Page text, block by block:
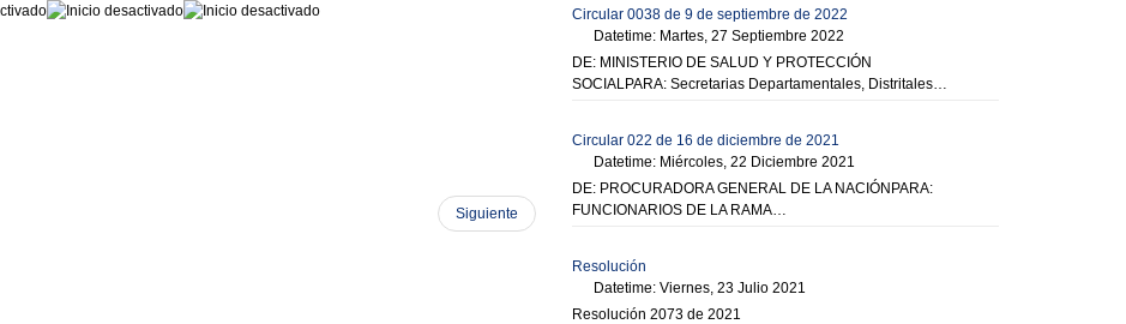
Siguiente
Circular 0038 de 9 de septiembre de 2022
Datetime: Martes, 27 Septiembre 2022
DE: MINISTERIO DE SALUD Y PROTECCIÓN
SOCIALPARA: Secretarias Departamentales, Distritales…
Circular 022 de 16 de diciembre de 2021
Datetime: Miércoles, 22 Diciembre 2021
DE: PROCURADORA GENERAL DE LA NACIÓNPARA:
FUNCIONARIOS DE LA RAMA…
Resolución
Datetime: Viernes, 23 Julio 2021
Resolución 2073 de 2021